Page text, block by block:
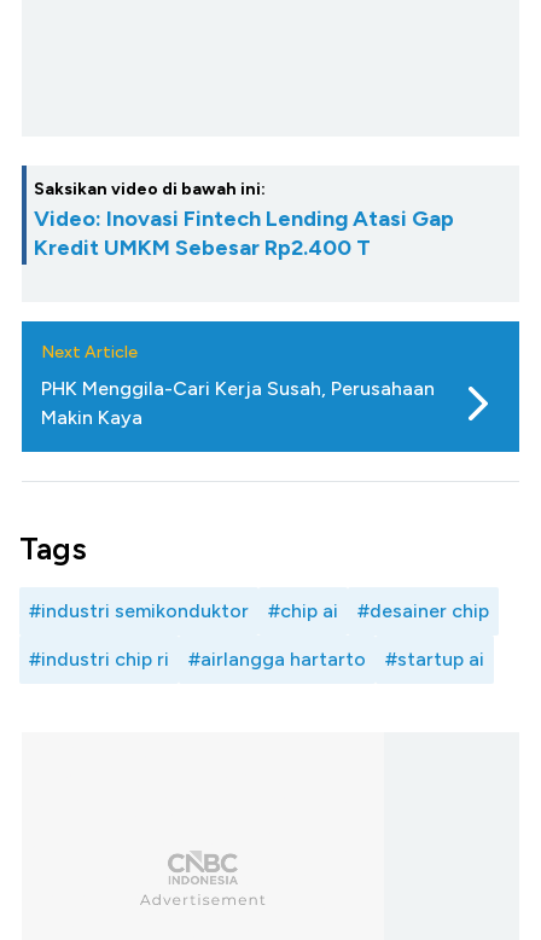
Saksikan video di bawah ini:
Video: Inovasi Fintech Lending Atasi Gap
Kredit UMKM Sebesar Rp2.400 T
Next Article
PHK Menggila-Cari Kerja Susah, Perusahaan
Makin Kaya
Tags
#industri semikonduktor #chip ai #desainer chip
#industri chip ri #airlangga hartarto #startup ai